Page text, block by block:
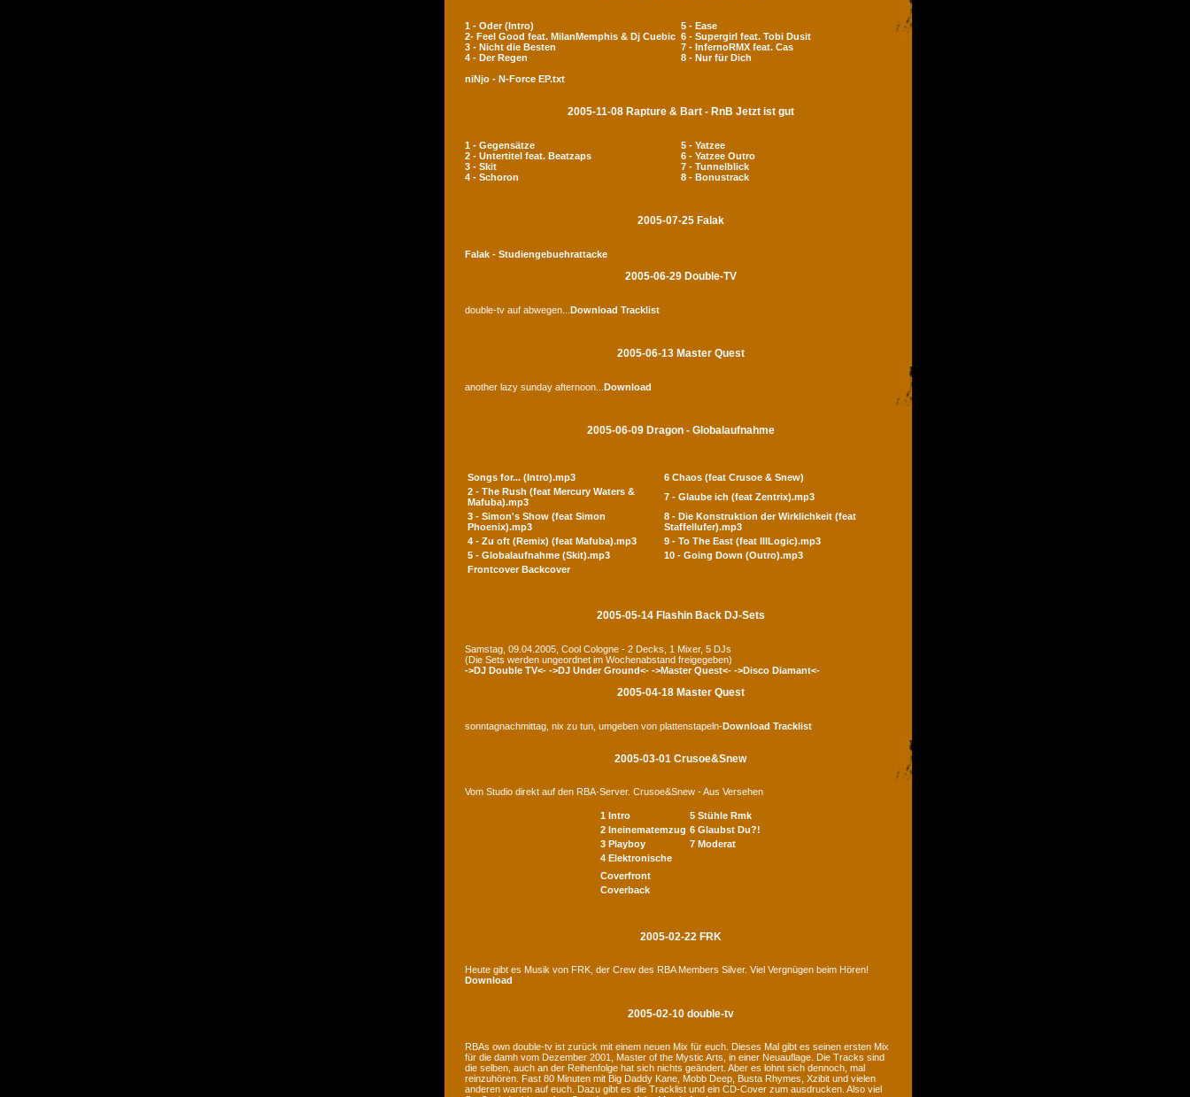
1 - Oder (Intro)
5 - Ease
2- Feel Good feat. MilanMemphis & Dj Cuebic 6 - Supergirl feat. Tobi Dusit
3 - Nicht die Besten
7 - InfernoRMX feat. Cas
4 - Der Regen
8 - Nur für Dich
niNjo - N-Force EP.txt
2005-11-08 Rapture & Bart - RnB Jetzt ist gut
1 - Gegensätze
5 - Yatzee
2 - Untertitel feat. Beatzaps
6 - Yatzee Outro
3 - Skit
7 - Tunnelblick
4 - Schoron
8 - Bonustrack
2005-07-25 Falak
Falak - Studiengebuehrattacke
2005-06-29 Double-TV
double-tv auf abwegen... Download Tracklist
2005-06-13 Master Quest
another lazy sunday afternoon... Download
2005-06-09 Dragon - Globalaufnahme
Songs for... (Intro).mp3
6 Chaos (feat Crusoe & Snew)
2 - The Rush (feat Mercury Waters &
Mafuba).mp3
7 - Glaube ich (feat Zentrix).mp3
3 - Simon's Show (feat Simon
Phoenix).mp3
8 - Die Konstruktion der Wirklichkeit (feat
Staffellufer).mp3
4 - Zu oft (Remix) (feat Mafuba).mp3
9 - To The East (feat IllLogic).mp3
5 - Globalaufnahme (Skit).mp3
10 - Going Down (Outro).mp3
Frontcover Backcover
2005-05-14 Flashin Back DJ-Sets
Samstag, 09.04.2005, Cool Cologne - 2 Decks, 1 Mixer, 5 DJs
(Die Sets werden ungeordnet im Wochenabstand freigegeben)
->DJ Double TV<- ->DJ Under Ground<- ->Master Quest<- ->Disco Diamant<-
2005-04-18 Master Quest
sonntagnachmittag, nix zu tun, umgeben von plattenstapeln-Download Tracklist
2005-03-01 Crusoe&Snew
Vom Studio direkt auf den RBA-Server. Crusoe&Snew - Aus Versehen
1 Intro
5 Stühle Rmk
2 Ineinematemzug 6 Glaubst Du?!
3 Playboy
7 Moderat
4 Elektronische
Coverfront
Coverback
2005-02-22 FRK
Heute gibt es Musik von FRK, der Crew des RBA Members Silver. Viel Vergnügen beim Hören!
Download
2005-02-10 double-tv
RBAs own double-tv ist zurück mit einem neuen Mix für euch. Dieses Mal gibt es seinen ersten Mix
für die damh vom Dezember 2001, Master of the Mystic Arts, in einer Neuauflage. Die Tracks sind
die selben, auch an der Reihenfolge hat sich nichts geändert. Aber es lohnt sich dennoch, mal
reinzuhören. Fast 80 Minuten mit Big Daddy Kane, Mobb Deep, Busta Rhymes, Xzibit und vielen
anderen warten auf euch. Dazu gibt es die Tracklist und ein CD-Cover zum ausdrucken. Also viel